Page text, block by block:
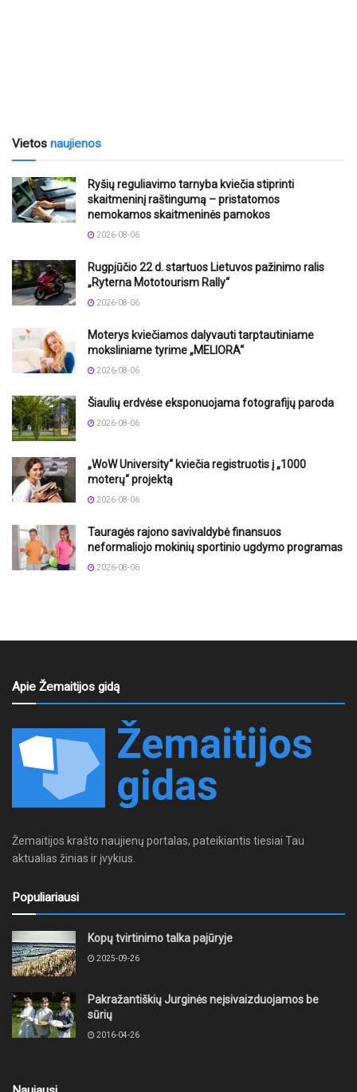
Vietos naujienos
Ryšių reguliavimo tarnyba kviečia stiprinti
skaitmeninį raštingumą – pristatomos
nemokamos skaitmeninės pamokos
2026-08-06
Rugpjūčio 22 d. startuos Lietuvos pažinimo ralis
„Ryterna Mototourism Rally“
2026-08-06
Moterys kviečiamos dalyvauti tarptautiniame
moksliniame tyrime „MELIORA“
2026-08-06
Šiaulių erdvėse eksponuojama fotografijų paroda
2026-08-06
„WoW University“ kviečia registruotis į „1000
moterų“ projektą
2026-08-06
Tauragės rajono savivaldybė finansuos
neformaliojo mokinių sportinio ugdymo programas
2026-08-06
Apie Žemaitijos gidą
Žemaitijos krašto naujienų portalas, pateikiantis tiesiai Tau
aktualias žinias ir įvykius.
Populiariausi
Kopų tvirtinimo talka pajūryje
2025-09-26
Pakražantiškių Jurginės neįsivaizduojamos be
sūrių
2016-04-26